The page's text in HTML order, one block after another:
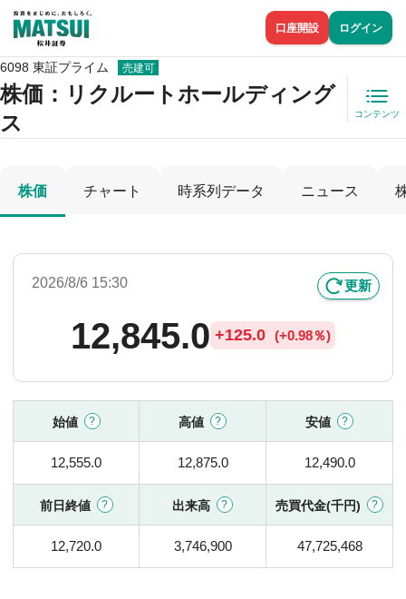
口座開設 ログイン
6098 東証プライム 売建可
株価 ：リクルートホールディング
ス
コンテンツ
株価 チャート 時系列データ ニュース
2026/8/6 15:30 更新
12,845.0 +125.0 (+0.98％)
始値 高値 安値
12,555.0 12,875.0 12,490.0
前日終値 出来高 売買代金(千円)
12,720.0 3,746,900 47,725,468